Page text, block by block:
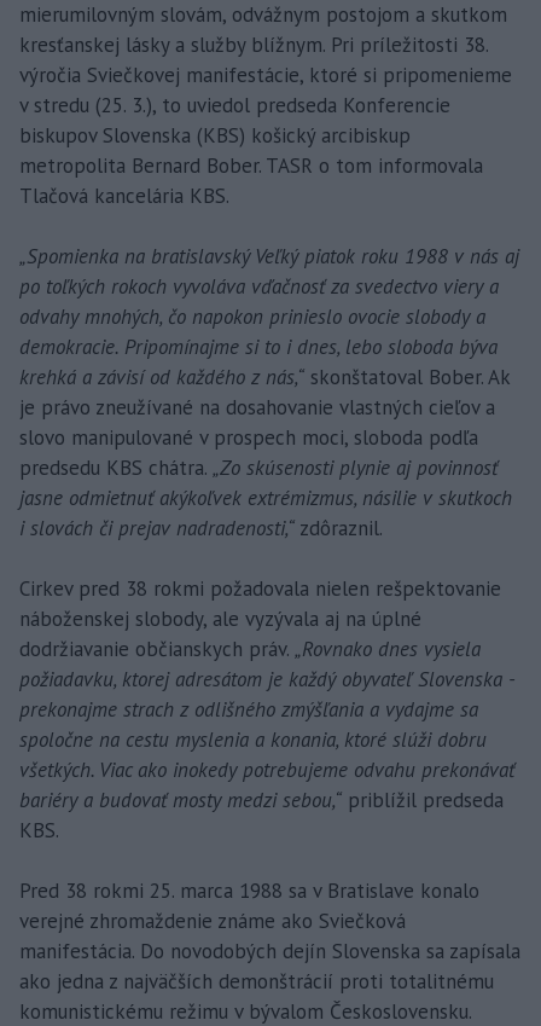
mierumilovným slovám, odvážnym postojom a skutkom
kresťanskej lásky a služby blížnym. Pri príležitosti 38.
výročia Sviečkovej manifestácie, ktoré si pripomenieme
v stredu (25. 3.), to uviedol predseda Konferencie
biskupov Slovenska (KBS) košický arcibiskup
metropolita Bernard Bober. TASR o tom informovala
Tlačová kancelária KBS.
„Spomienka na bratislavský Veľký piatok roku 1988 v nás aj
po toľkých rokoch vyvoláva vďačnosť za svedectvo viery a
odvahy mnohých, čo napokon prinieslo ovocie slobody a
demokracie. Pripomínajme si to i dnes, lebo sloboda býva
krehká a závisí od každého z nás,“ skonštatoval Bober. Ak
je právo zneužívané na dosahovanie vlastných cieľov a
slovo manipulované v prospech moci, sloboda podľa
predsedu KBS chátra. „Zo skúsenosti plynie aj povinnosť
jasne odmietnuť akýkoľvek extrémizmus, násilie v skutkoch
i slovách či prejav nadradenosti,“ zdôraznil.
Cirkev pred 38 rokmi požadovala nielen rešpektovanie
náboženskej slobody, ale vyzývala aj na úplné
dodržiavanie občianskych práv. „Rovnako dnes vysiela
požiadavku, ktorej adresátom je každý obyvateľ Slovenska -
prekonajme strach z odlišného zmýšľania a vydajme sa
spoločne na cestu myslenia a konania, ktoré slúži dobru
všetkých. Viac ako inokedy potrebujeme odvahu prekonávať
bariéry a budovať mosty medzi sebou,“ priblížil predseda
KBS.
Pred 38 rokmi 25. marca 1988 sa v Bratislave konalo
verejné zhromaždenie známe ako Sviečková
manifestácia. Do novodobých dejín Slovenska sa zapísala
ako jedna z najväčších demonštrácií proti totalitnému
komunistickému režimu v bývalom Československu.